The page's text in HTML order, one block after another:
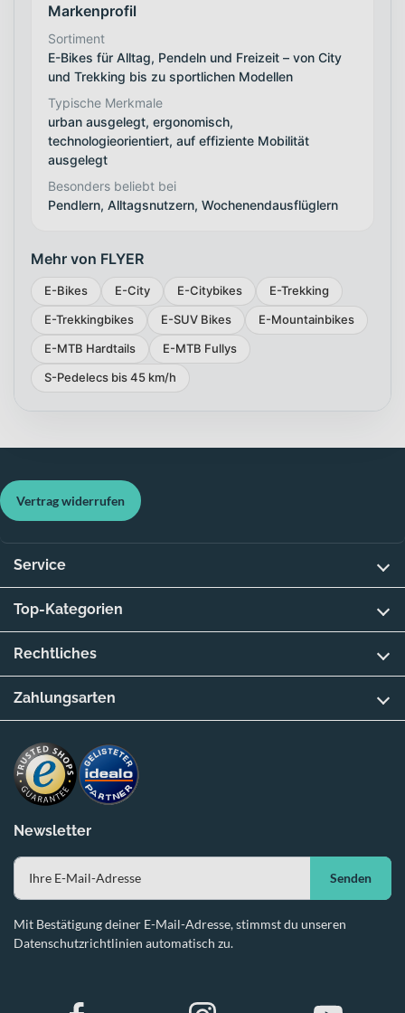
Markenprofil
Sortiment
E-Bikes für Alltag, Pendeln und Freizeit – von City
und Trekking bis zu sportlichen Modellen
Typische Merkmale
urban ausgelegt, ergonomisch,
technologieorientiert, auf effiziente Mobilität
ausgelegt
Besonders beliebt bei
Pendlern, Alltagsnutzern, Wochenendausflüglern
Mehr von FLYER
E-Bikes E-City E-Citybikes
E-Trekking
E-Trekkingbikes
E-SUV Bikes
E-Mountainbikes
E-MTB Hardtails
E-MTB Fullys
S-Pedelecs bis 45 km/h
Newsletter
Senden
Mit Bestätigung deiner E-Mail-Adresse, stimmst du unseren
Datenschutzrichtlinien automatisch zu.
Vertrag widerrufen
Service
Top-Kategorien
Rechtliches
Zahlungsarten